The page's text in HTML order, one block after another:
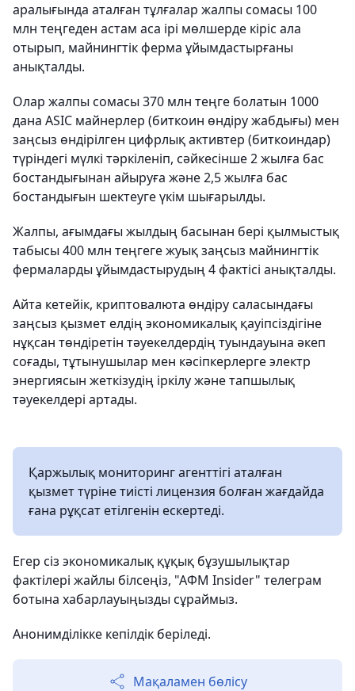
аралығында аталған тұлғалар жалпы сомасы 100
млн теңгеден астам аса ірі мөлшерде кіріс ала
отырып, майнингтік ферма ұйымдастырғаны
анықталды.
Олар жалпы сомасы 370 млн теңге болатын 1000
дана ASIC майнерлер (биткоин өндіру жабдығы) мен
заңсыз өндірілген цифрлық активтер (биткоиндар)
түріндегі мүлкі тәркіленіп, сәйкесінше 2 жылға бас
бостандығынан айыруға және 2,5 жылға бас
бостандығын шектеуге үкім шығарылды.
Жалпы, ағымдағы жылдың басынан бері қылмыстық
табысы 400 млн теңгеге жуық заңсыз майнингтік
фермаларды ұйымдастырудың 4 фактісі анықталды.
Айта кетейік, криптовалюта өндіру саласындағы
заңсыз қызмет елдің экономикалық қауіпсіздігіне
нұқсан төндіретін тәуекелдердің туындауына әкеп
соғады, тұтынушылар мен кәсіпкерлерге электр
энергиясын жеткізудің іркілу және тапшылық
тәуекелдері артады.
Қаржылық мониторинг агенттігі аталған
қызмет түріне тиісті лицензия болған жағдайда
ғана рұқсат етілгенін ескертеді.
Егер сіз экономикалық құқық бұзушылықтар
фактілері жайлы білсеңіз, "АФМ Insider" телеграм
ботына хабарлауыңызды сұраймыз.
Анонимділікке кепілдік беріледі.
Мақаламен бөлісу